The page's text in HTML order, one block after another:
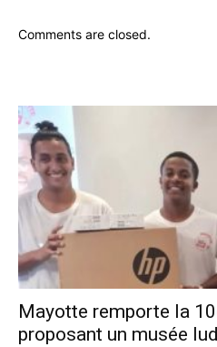
Comments are closed.
Mayotte remporte la
proposant un musée